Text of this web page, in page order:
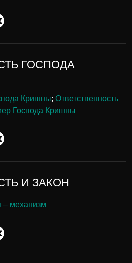
ГОСПОДА
Кришны; Ответственность
Господа Кришны
И ЗАКОН
– механизм